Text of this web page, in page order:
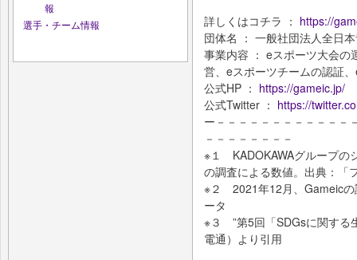
報
選手・チーム情報
詳しくはコチラ ： https://
団体名 ： 一般社団法人全日
事業内容 ： eスポーツ大会の
営、eスポーツチームの認証
公式HP ： https://gameic.jp/
公式Twitter ： https://
ー－－－－－－－－－－－－
－－－－－－－－
※１ KADOKAWAグループの
の調査による数値。出典：「
※２ 2021年12月、Gameicの
ータ
※３ ”第5回「SDGsに関する
電通）より引用